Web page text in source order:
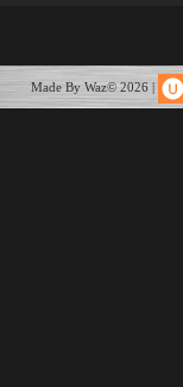
Made By Waz© 2026 |